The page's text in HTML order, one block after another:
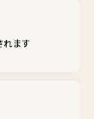
れます